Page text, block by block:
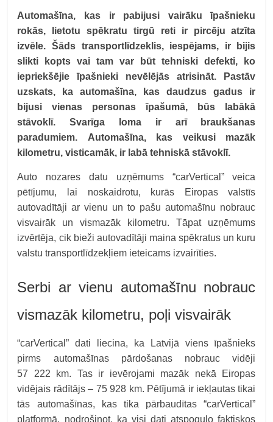
Automašīna, kas ir pabijusi vairāku īpašnieku
rokās, lietotu spēkratu tirgū reti ir pircēju atzīta
izvēle. Šāds transportlīdzeklis, iespējams, ir bijis
slikti kopts vai tam var būt tehniski defekti, ko
iepriekšējie īpašnieki nevēlējās atrisināt. Pastāv
uzskats, ka automašīna, kas daudzus gadus ir
bijusi vienas personas īpašumā, būs labākā
stāvoklī. Svarīga loma ir arī braukšanas
paradumiem. Automašīna, kas veikusi mazāk
kilometru, visticamāk, ir labā tehniskā stāvoklī.
Auto nozares datu uzņēmums “carVertical” veica
pētījumu, lai noskaidrotu, kurās Eiropas valstīs
autovadītāji ar vienu un to pašu automašīnu nobrauc
visvairāk un vismazāk kilometru. Tāpat uzņēmums
izvērtēja, cik bieži autovadītāji maina spēkratus un kuru
valstu transportlīdzekļiem ieteicams izvairīties.
Serbi ar vienu automašīnu nobrauc
vismazāk kilometru, poļi visvairāk
“carVertical” dati liecina, ka Latvijā viens īpašnieks
pirms automašīnas pārdošanas nobrauc vidēji
57 222 km. Tas ir ievērojami mazāk nekā Eiropas
vidējais rādītājs – 75 928 km. Pētījumā ir iekļautas tikai
tās automašīnas, kas tika pārbaudītas “carVertical”
platformā, nodrošinot, ka visi dati atspoguļo faktiskos